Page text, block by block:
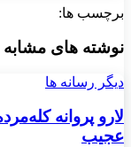
برچسب ها:
نوشته های مشابه
دیگر رسانه ها
لارو پروانه
عجیب